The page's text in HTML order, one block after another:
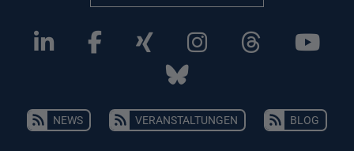
NEWS VERANSTALTUNGEN BLOG